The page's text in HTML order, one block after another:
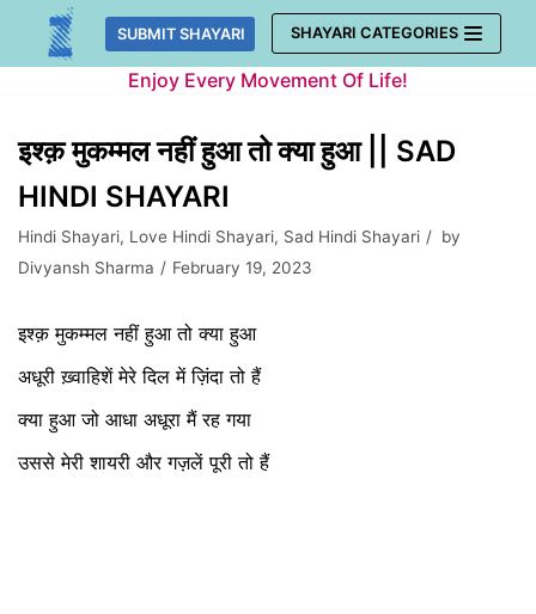
Skip
SUBMIT SHAYARI SHAYARI CATEGORIES
Enjoy Every Movement Of Life!
इश्क़ मुकम्मल नहीं हुआ तो क्या हुआ || SAD
HINDI SHAYARI
Hindi Shayari, Love Hindi Shayari, Sad Hindi Shayari
by
Divyansh Sharma
February 19, 2023
इश्क़ मुकम्मल नहीं हुआ तो क्या हुआ
अधूरी ख़्वाहिशें मेरे दिल में ज़िंदा तो हैं
क्या हुआ जो आधा अधूरा मैं रह गया
उससे मेरी शायरी और गज़लें पूरी तो हैं